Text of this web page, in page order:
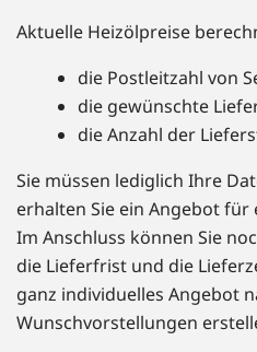
Aktuelle Heizölpreise
die Postleitzahl von
die gewünschte
die Anzahl der
Sie müssen lediglich Ihre
erhalten Sie ein Angebot
Im Anschluss können Sie
die Lieferfrist und die
ganz individuelles Angebot
Wunschvorstellungen